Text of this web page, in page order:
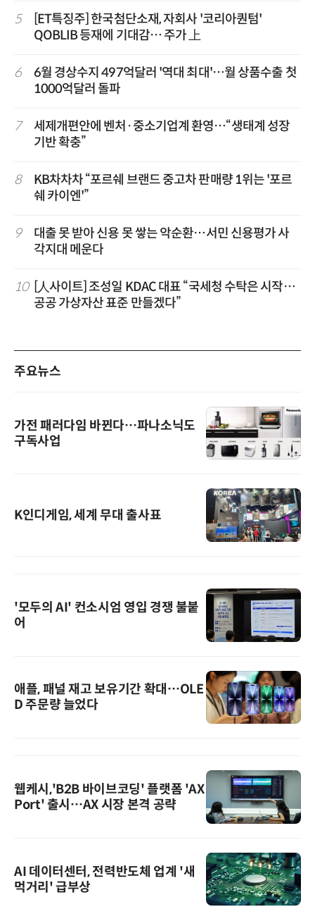
5
[ET특징주] 한국첨단소재, 자회사 '코리아퀀텀'
QOBLIB 등재에 기대감… 주가 上
6
6월 경상수지 497억달러 '역대 최대'…월 상품수출 첫
1000억달러 돌파
7
세제개편안에 벤처·중소기업계 환영…“생태계 성장
기반 확충”
8
KB차차차 “포르쉐 브랜드 중고차 판매량 1위는 '포르
쉐 카이엔'”
9
대출 못 받아 신용 못 쌓는 악순환…서민 신용평가 사
각지대 메운다
10
[人사이트] 조성일 KDAC 대표 “국세청 수탁은 시작…
공공 가상자산 표준 만들겠다”
주요뉴스
가전 패러다임 바뀐다…파나소닉도
구독사업
K인디게임, 세계 무대 출사표
'모두의 AI' 컨소시엄 영입 경쟁 불붙
어
애플, 패널 재고 보유기간 확대…OLE
D 주문량 늘었다
웹케시,'B2B 바이브코딩' 플랫폼 'AX
Port' 출시…AX 시장 본격 공략
AI 데이터센터, 전력반도체 업계 '새
먹거리' 급부상